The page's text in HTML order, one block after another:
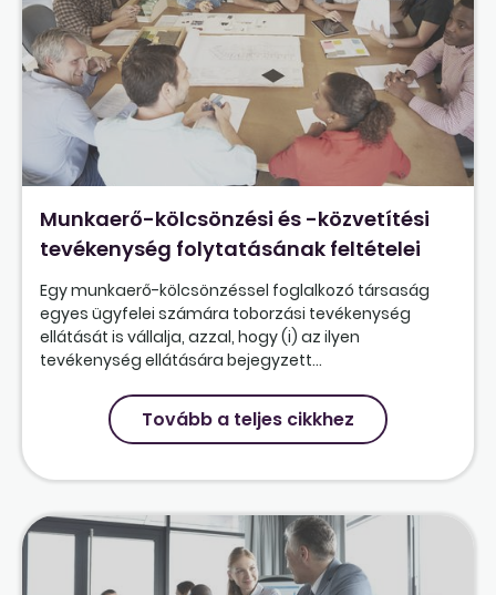
Munkaerő-kölcsönzési és -közvetítési
tevékenység folytatásának feltételei
Egy munkaerő-kölcsönzéssel foglalkozó társaság
egyes ügyfelei számára toborzási tevékenység
ellátását is vállalja, azzal, hogy (i) az ilyen
tevékenység ellátására bejegyzett...
Tovább a teljes cikkhez